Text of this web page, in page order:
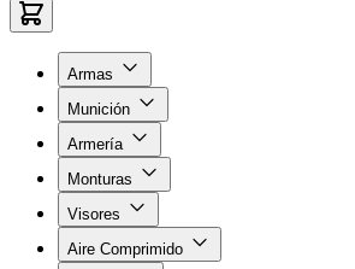
Armas
Munición
Armería
Monturas
Visores
Aire Comprimido